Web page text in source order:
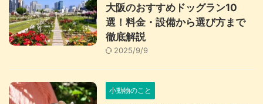
大阪のおすすめドッグラン10
選！料金・設備から選び方まで
徹底解説
2025/9/9
小動物のこと